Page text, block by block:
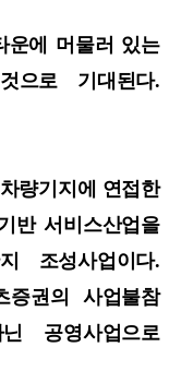
운에 머물러 있는
으로 기대된다.
량기지에 연접한
반 서비스산업을
조성사업이다.
증권의 사업불참
공영사업으로